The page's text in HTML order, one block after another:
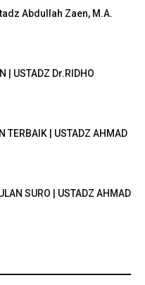
Abdullah Zaen, M.A.
| USTADZ Dr.RIDHO
TERBAIK | USTADZ AHMAD
SURO | USTADZ AHMAD